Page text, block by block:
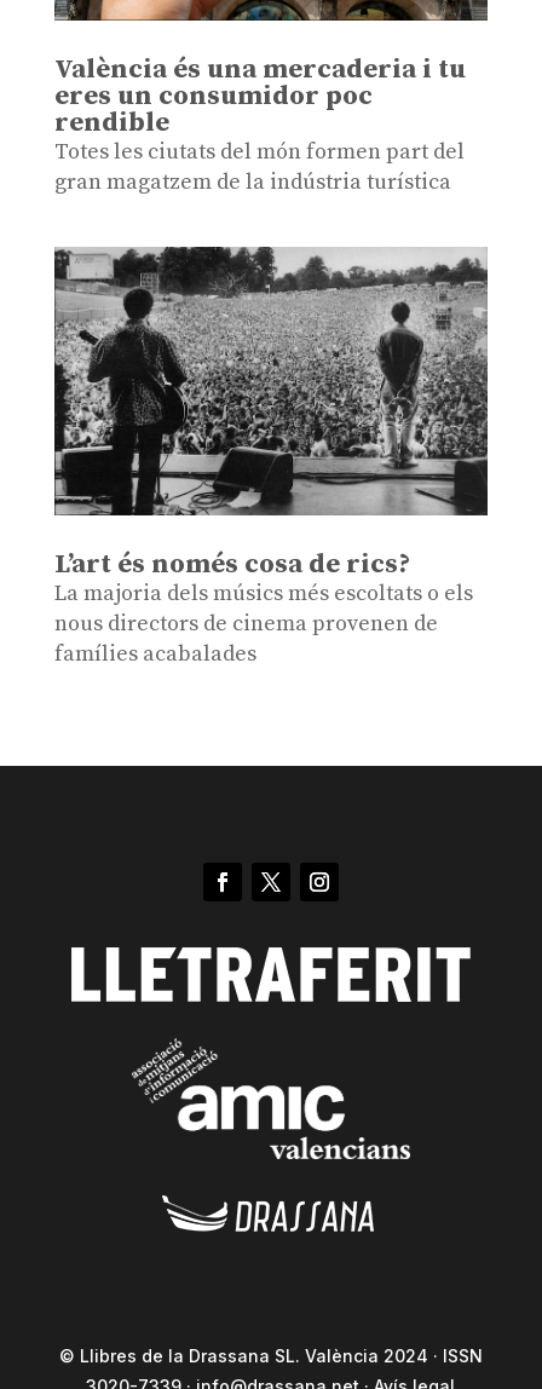
València és una mercaderia i tu
eres un consumidor poc
rendible
Totes les ciutats del món formen part del
gran magatzem de la indústria turística
L’art és només cosa de rics?
La majoria dels músics més escoltats o els
nous directors de cinema provenen de
famílies acabalades
© Llibres de la Drassana SL. València 2024 · ISSN